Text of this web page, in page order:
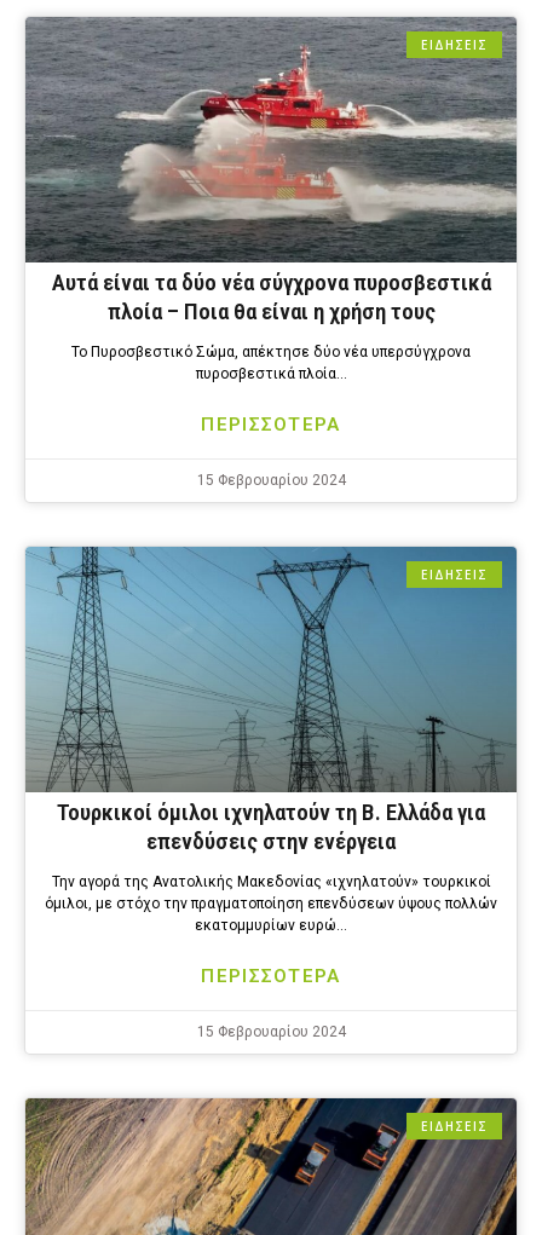
ΕΙΔΗΣΕΙΣ
Αυτά είναι τα δύο νέα σύγχρονα πυροσβεστικά
πλοία – Ποια θα είναι η χρήση τους
Το Πυροσβεστικό Σώμα, απέκτησε δύο νέα υπερσύγχρονα
πυροσβεστικά πλοία…
ΠΕΡΙΣΣΟΤΕΡΑ
15 Φεβρουαρίου 2024
ΕΙΔΗΣΕΙΣ
Τουρκικοί όμιλοι ιχνηλατούν τη Β. Ελλάδα για
επενδύσεις στην ενέργεια
Την αγορά της Ανατολικής Μακεδονίας «ιχνηλατούν» τουρκικοί
όμιλοι, με στόχο την πραγματοποίηση επενδύσεων ύψους πολλών
εκατομμυρίων ευρώ…
ΠΕΡΙΣΣΟΤΕΡΑ
15 Φεβρουαρίου 2024
ΕΙΔΗΣΕΙΣ